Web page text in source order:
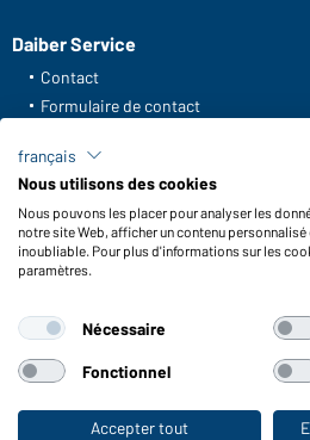
Vers la boutique pour
Daiber Service
Contact
Formulaire de contact
FAQ / Manuel d' utilisation
Vérifier le stock
Reporting system according to
Fonctions et entretien
Conseils d'entretien
Tailles
Couleurs
français
Nous utilisons des cookies
Nous pouvons les placer pour analyser les
notre site Web, afficher un contenu
inoubliable. Pour plus d'informations sur les
paramètres.
Nécessaire
Fonctionnel
Accepter tout